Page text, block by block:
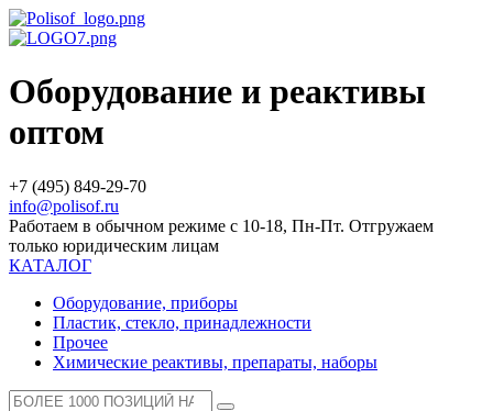
Оборудование и реактивы
оптом
+7 (495) 849-29-70
info@polisof.ru
Работаем в обычном режиме с 10-18, Пн-Пт. Отгружаем
только юридическим лицам
КАТАЛОГ
Оборудование, приборы
Пластик, стекло, принадлежности
Прочее
Химические реактивы, препараты, наборы